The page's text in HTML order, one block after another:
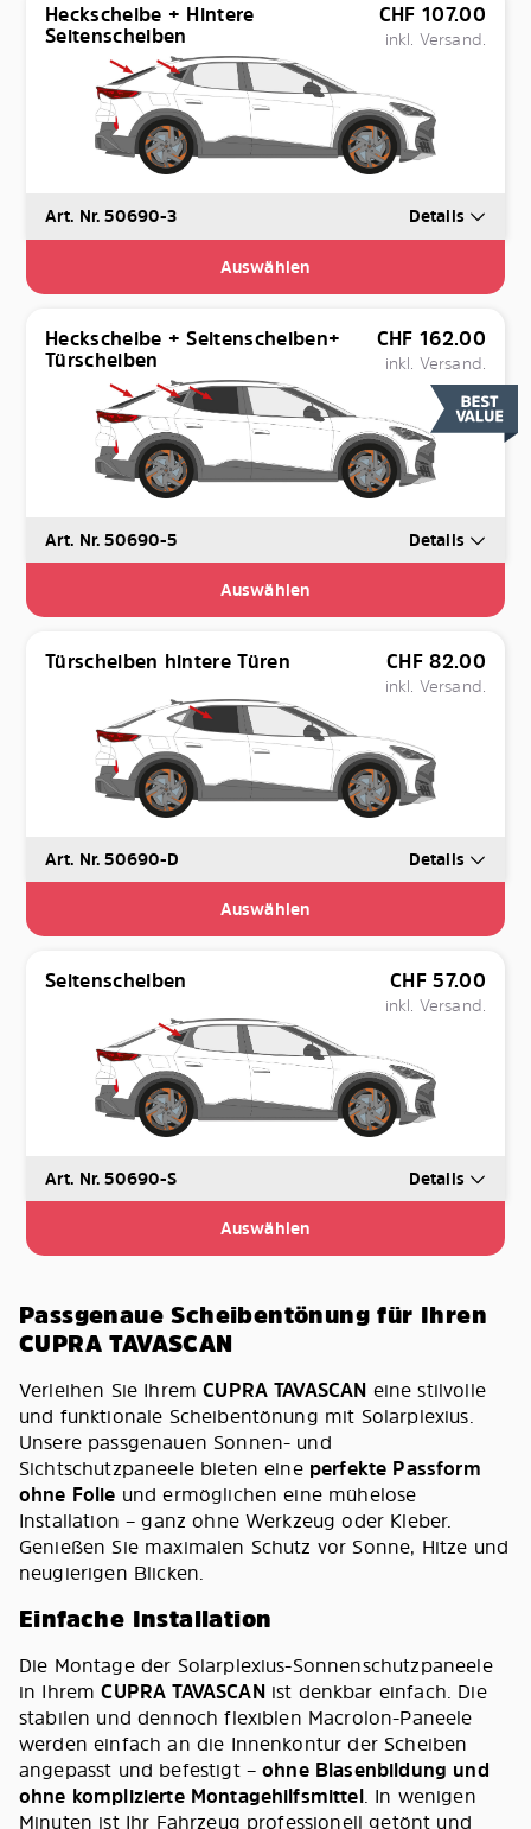
Heckscheibe + Hintere
Seitenscheiben
CHF 107.00
inkl. Versand.
Art. Nr. 50690-3 Details
Auswählen
Heckscheibe + Seitenscheiben+
Türscheiben
CHF 162.00
inkl. Versand.
Art. Nr. 50690-5 Details
Auswählen
Türscheiben hintere Türen CHF 82.00
inkl. Versand.
Art. Nr. 50690-D Details
Auswählen
Seitenscheiben CHF 57.00
inkl. Versand.
Art. Nr. 50690-S Details
Auswählen
Passgenaue Scheibentönung für Ihren
CUPRA TAVASCAN
Verleihen Sie IhremCUPRA TAVASCAN eine stilvolle
und funktionale Scheibentönung mit Solarplexius.
Unsere passgenauen Sonnen- und
Sichtschutzpaneele bieten eine perfekte Passform
ohne Folie und ermöglichen eine mühelose
Installation – ganz ohne Werkzeug oder Kleber.
Genießen Sie maximalen Schutz vor Sonne, Hitze und
neugierigen Blicken.
Einfache Installation
Die Montage der Solarplexius-Sonnenschutzpaneele
in IhremCUPRA TAVASCANist denkbar einfach. Die
stabilen und dennoch flexiblen Macrolon-Paneele
werden einfach an die Innenkontur der Scheiben
angepasst und befestigt –ohne Blasenbildung und
ohne komplizierte Montagehilfsmittel. In wenigen
Minuten ist Ihr Fahrzeug professionell getönt und